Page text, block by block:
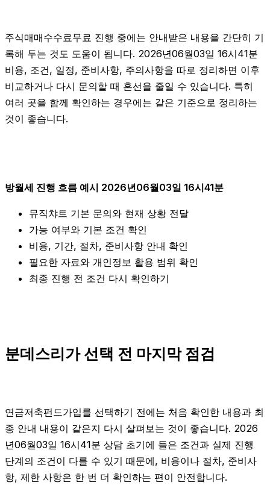
주식매매수수료무료 진행 중에는 안내받은 내용을 간단히 기
록해 두는 것도 도움이 됩니다. 2026년06월03일 16시41분
비용, 조건, 일정, 준비사항, 주의사항을 따로 정리하면 이후
비교하거나 다시 문의할 때 혼선을 줄일 수 있습니다. 특히
여러 곳을 함께 확인하는 경우에는 같은 기준으로 정리하는
것이 좋습니다.
방월세 진행 흐름 예시 2026년06월03일 16시41분
뮤직챠트 기본 문의와 현재 상황 전달
가능 여부와 기본 조건 확인
비용, 기간, 절차, 준비사항 안내 확인
필요한 자료와 개인정보 활용 범위 확인
최종 진행 전 조건 다시 확인하기
분데스리가 선택 전 마지막 점검
연금저축펀드가입를 선택하기 전에는 처음 확인한 내용과 최
종 안내 내용이 같은지 다시 살펴보는 것이 좋습니다. 2026
년06월03일 16시41분 상담 초기에 들은 조건과 실제 진행
단계의 조건이 다를 수 있기 때문에, 비용이나 절차, 준비사
항, 제한 사항은 한 번 더 확인하는 편이 안전합니다.